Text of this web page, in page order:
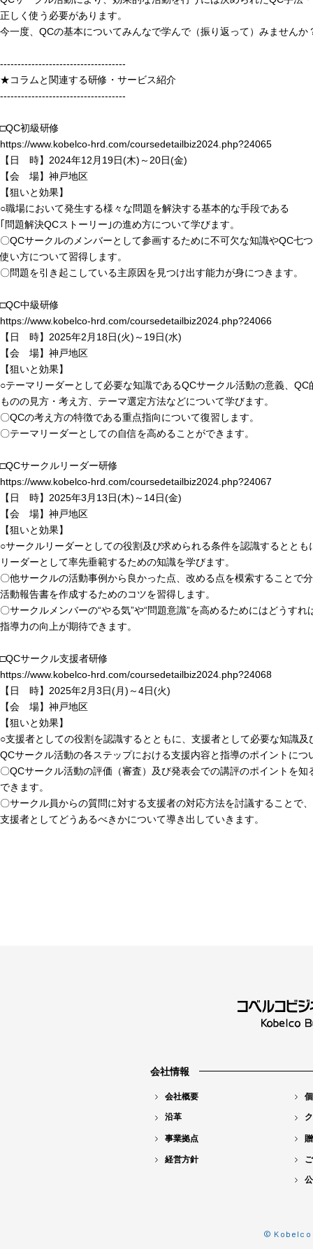
正しく使う必要があります。
今一度、QCの基本についてみんなで学んで（振り返って）みませんか
------------------------------------
★コラムと関連する研修・サービス紹介
------------------------------------
□QC初級研修
https://www.kobelco-hrd.com/coursedetailbiz2024.php?24065
【日 時】2024年12月19日(木)～20日(金)
【会 場】神戸地区
【狙いと効果】
○職場において発生する様々な問題を解決する基本的な手段である
｢問題解決QCストーリー｣の進め方について学びます。
〇QCサークルのメンバーとして参画するために不可欠な知識やQC七
使い方について習得します。
〇問題を引き起こしている主原因を見つけ出す能力が身につきます。
□QC中級研修
https://www.kobelco-hrd.com/coursedetailbiz2024.php?24066
【日 時】2025年2月18日(火)～19日(水)
【会 場】神戸地区
【狙いと効果】
○テーマリーダーとして必要な知識であるQCサークル活動の意義、QC
ものの見方・考え方、テーマ選定方法などについて学びます。
〇QCの考え方の特徴である重点指向について復習します。
〇テーマリーダーとしての自信を高めることができます。
□QCサークルリーダー研修
https://www.kobelco-hrd.com/coursedetailbiz2024.php?24067
【日 時】2025年3月13日(木)～14日(金)
【会 場】神戸地区
【狙いと効果】
○サークルリーダーとしての役割及び求められる条件を認識するととも
リーダーとして率先垂範するための知識を学びます。
〇他サークルの活動事例から良かった点、改める点を模索することで
活動報告書を作成するためのコツを習得します。
〇サークルメンバーの“やる気”や“問題意識”を高めるためにはどうすれ
指導力の向上が期待できます。
□QCサークル支援者研修
https://www.kobelco-hrd.com/coursedetailbiz2024.php?24068
【日 時】2025年2月3日(月)～4日(火)
【会 場】神戸地区
【狙いと効果】
○支援者としての役割を認識するとともに、支援者として必要な知識及
QCサークル活動の各ステップにおける支援内容と指導のポイントにつ
〇QCサークル活動の評価（審査）及び発表会での講評のポイントを知
できます。
〇サークル員からの質問に対する支援者の対応方法を討議することで、
支援者としてどうあるべきかについて導き出していきます。
会社情報
会社概要
沿革
事業拠点
経営方針
©